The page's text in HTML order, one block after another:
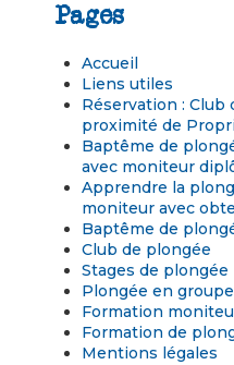
Pages
Accueil
Liens utiles
Réservation : Club
proximité de
Baptême de
avec moniteur
Apprendre la
moniteur avec
Baptême de
Club de plongée
Stages de plongée
Plongée en groupe
Formation
Formation de
Mentions légales